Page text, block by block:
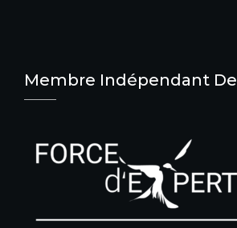
Membre Indépendant De